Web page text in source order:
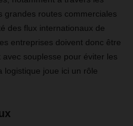
grandes routes commerciales
des flux internationaux de
entreprises doivent donc être
souplesse pour éviter les
logistique joue ici un rôle